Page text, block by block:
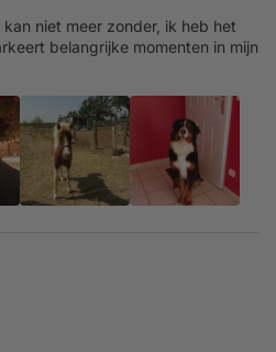
niet meer zonder, ik heb het
belangrijke momenten in mijn